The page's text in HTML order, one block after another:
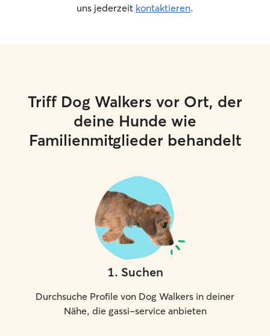
uns jederzeit kontaktieren.
Triff Dog Walkers vor Ort, der
deine Hunde wie
Familienmitglieder behandelt
1. Suchen
Durchsuche Profile von Dog Walkers in deiner
Nähe, die gassi-service anbieten